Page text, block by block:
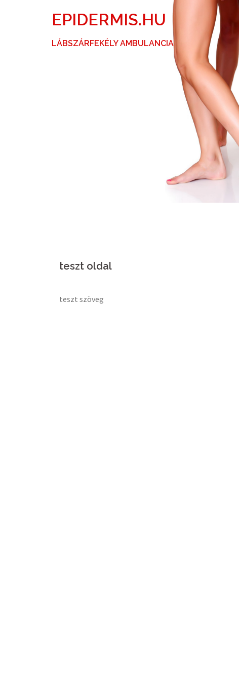
EPIDERMIS.HU
LÁBSZÁRFEKÉLY AMBULANCIA
teszt oldal
teszt szöveg